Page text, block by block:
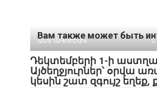
Вам также может быть
ԱՍՏՂԱԳՈՒՇԱԿ
Դեկտեմբերի 1-ի
Այծեղջյուրներ՝ օրվա
կեսին շատ զգույշ եղեք,